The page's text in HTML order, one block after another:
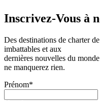
Inscrivez-Vous à
Des destinations de charter
imbattables et aux
dernières nouvelles du
ne manquerez rien.
Prénom*